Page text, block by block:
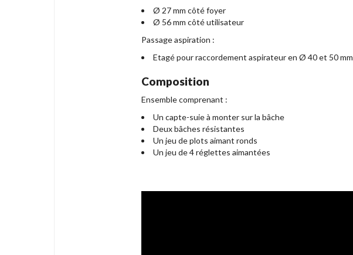
Ø 27 mm côté foyer
Ø 56 mm côté utilisateur
Passage aspiration :
Etagé pour raccordement aspirateur en Ø 40 et 50 mm
Composition
Ensemble comprenant :
Un capte-suie à monter sur la bâche
Deux bâches résistantes
Un jeu de plots aimant ronds
Un jeu de 4 réglettes aimantées